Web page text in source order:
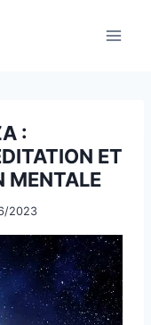
:
ET
MENTALE
2023